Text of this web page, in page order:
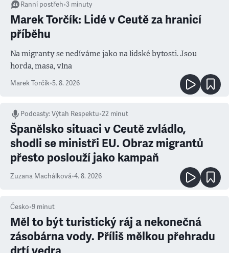
Ranní postřeh•3 minuty
Marek Torčík: Lidé v Ceutě za hranicí
příběhu
Na migranty se nedíváme jako na lidské bytosti. Jsou
horda, masa, vlna
Marek Torčík•5. 8. 2026
Podcasty:Výtah Respektu•22 minut
Španělsko situaci v Ceutě zvládlo,
shodli se ministři EU. Obraz migrantů
přesto poslouží jako kampaň
Zuzana Machálková•4. 8. 2026
Česko•9 minut
Měl to být turistický ráj a nekonečná
zásobárna vody. Příliš mělkou přehradu